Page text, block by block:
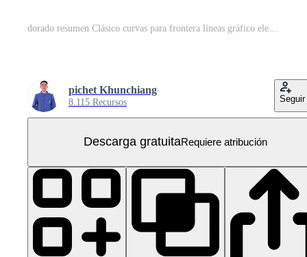
pichet Khunchiang
8.115 Recursos Seguir
Descarga gratuitaRequiere atribución